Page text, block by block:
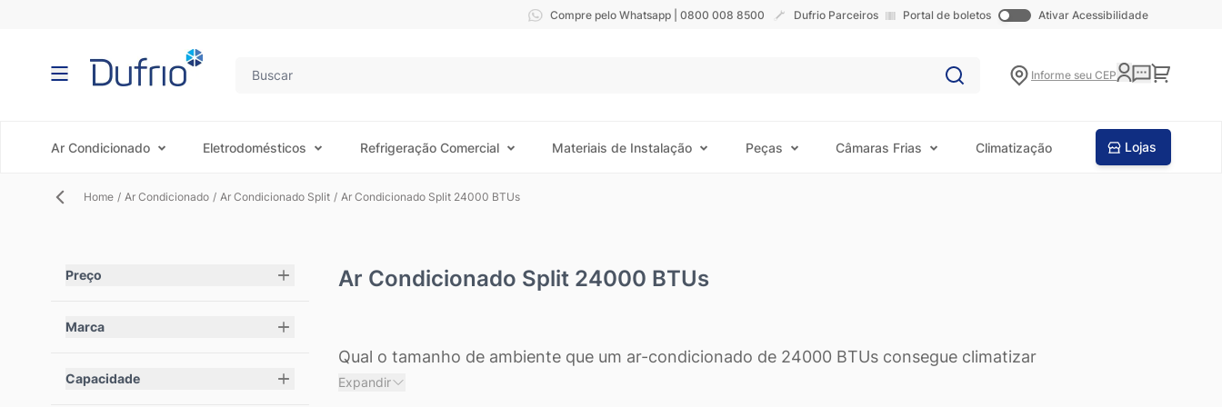
Compre pelo Whatsapp | 0800 008 8500 Dufrio Parceiros Portal de boletos Ativar Acessibilidade
Informe seu CEP Carrinho
Ar Condicionado Eletrodomésticos Refrigeração Comercial Materiais de Instalação Peças Câmaras Frias Climatização Lojas
Home / Ar Condicionado / Ar Condicionado Split / Ar Condicionado Split 24000 BTUs
Pular para a lista de produtos
Preço
Marca
Capacidade
Ar Condicionado Split 24000 BTUs
Qual o tamanho de ambiente que um ar-condicionado de 24000 BTUs consegue climatizar
eficientemente?
Expandir